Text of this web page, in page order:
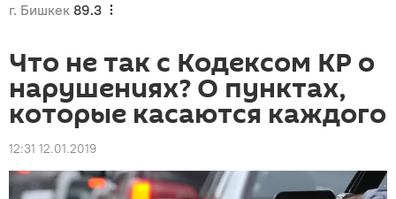
г. Бишкек 89.3
Что не так с Кодексом КР о
нарушениях? О пунктах,
которые касаются каждого
12:31 12.01.2019